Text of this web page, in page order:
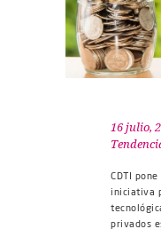
16 julio,
CDTI
iniciativa
privados